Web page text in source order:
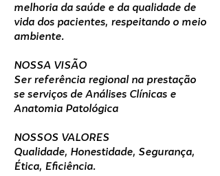
melhoria da saúde e da qualidade de
vida dos pacientes, respeitando o meio
ambiente.
NOSSA VISÃO
Ser referência regional na prestação
se serviços de Análises Clínicas e
Anatomia Patológica
NOSSOS VALORES
Qualidade, Honestidade, Segurança,
Ética, Eficiência.